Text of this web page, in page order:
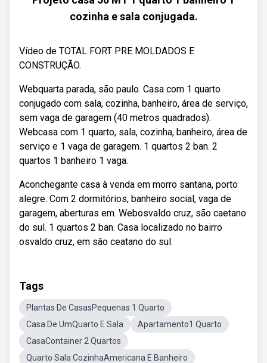
cozinha e sala conjugada.
Vídeo de TOTAL FORT PRE MOLDADOS E
CONSTRUÇÃO.
Webquarta parada, são paulo. Casa com 1 quarto
conjugado com sala, cozinha, banheiro, área de serviço,
sem vaga de garagem (40 metros quadrados).
Webcasa com 1 quarto, sala, cozinha, banheiro, área de
serviço e 1 vaga de garagem. 1 quartos 2 ban. 2
quartos 1 banheiro 1 vaga.
Aconchegante casa à venda em morro santana, porto
alegre. Com 2 dormitórios, banheiro social, vaga de
garagem, aberturas em. Webosvaldo cruz, são caetano
do sul. 1 quartos 2 ban. Casa localizado no bairro
osvaldo cruz, em são ceatano do sul.
Tags
Plantas De CasasPequenas 1 Quarto
Casa De UmQuarto E Sala
Apartamento1 Quarto
CasaContainer 2 Quartos
Quarto Sala CozinhaAmericana E Banheiro